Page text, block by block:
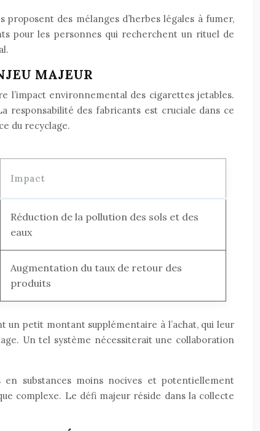
des mélanges d’herbes légales à fumer,
pour les personnes qui recherchent un rituel de
MAJEUR
l’impact environnemental des cigarettes jetables.
responsabilité des fabricants est cruciale dans ce
du recyclage.
Impact
Réduction de la pollution des sols et des
eaux
Augmentation du taux de retour des
produits
petit montant supplémentaire à l’achat, qui leur
Un tel système nécessiterait une collaboration
substances moins nocives et potentiellement
complexe. Le défi majeur réside dans la collecte